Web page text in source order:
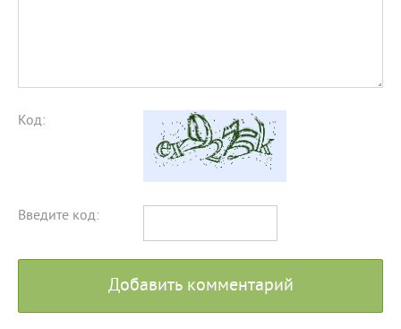
Код:
Введите код:
Добавить комментарий